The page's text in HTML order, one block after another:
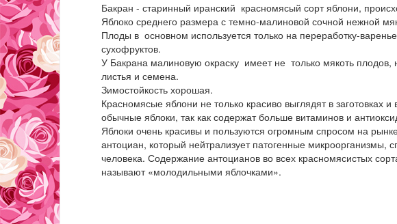
Бакран - старинный иранский красномясый сорт яблони,
Яблоко среднего размера с темно-малиновой сочной нежной
Плоды в основном используется только на переработку-
сухофруктов.
У Бакрана малиновую окраску имеет не только мякоть
листья и семена.
Зимостойкость хорошая.
Красномясые яблони не только красиво выглядят в заготовках
обычные яблоки, так как содержат больше витаминов и
Яблоки очень красивы и пользуются огромным спросом на
антоциан, который нейтрализует патогенные микроорганизмы,
человека. Содержание антоцианов во всех красномясистых
называют «молодильными яблочками».